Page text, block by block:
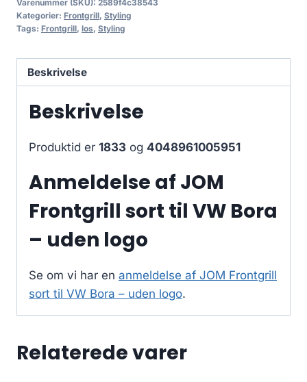
Varenummer (SKU): 2589f4c38543
Kategorier: Frontgrill, Styling
Tags: Frontgrill, los, Styling
Beskrivelse
Beskrivelse
Produktid er 1833 og 4048961005951
Anmeldelse af JOM
Frontgrill sort til VW Bora
– uden logo
Se om vi har en anmeldelse af JOM Frontgrill
sort til VW Bora – uden logo.
Relaterede varer